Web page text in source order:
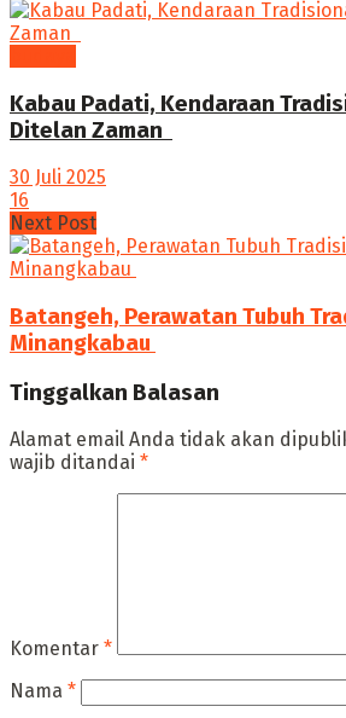
Kabau Padati, Kendaraan
Ditelan Zaman ‎
30 Juli 2025
16
Next Post
‎Batangeh, Perawatan Tubuh
Minangkabau ‎
Tinggalkan Balasan
Alamat email Anda tidak akan
wajib ditandai *
Komentar *
Nama *